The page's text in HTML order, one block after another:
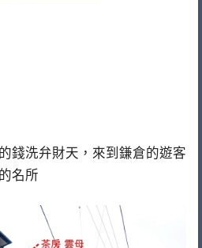
錢洗弁財天，來到鎌倉的遊客
名所